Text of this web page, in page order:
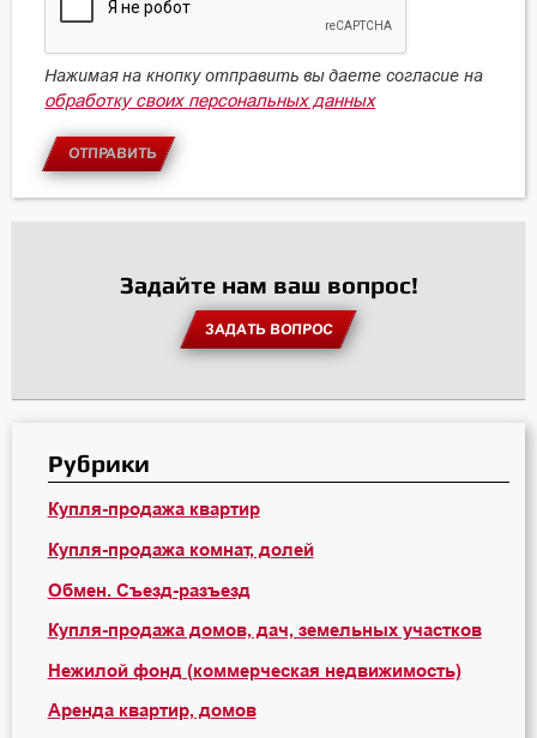
Нажимая на кнопку отправить вы даете согласие на
обработку своих персональных данных
ОТПРАВИТЬ
Задайте нам ваш вопрос!
ЗАДАТЬ ВОПРОС
Рубрики
Купля-продажа квартир
Купля-продажа комнат, долей
Обмен. Съезд-разъезд
Купля-продажа домов, дач, земельных участков
Нежилой фонд (коммерческая недвижимость)
Аренда квартир, домов